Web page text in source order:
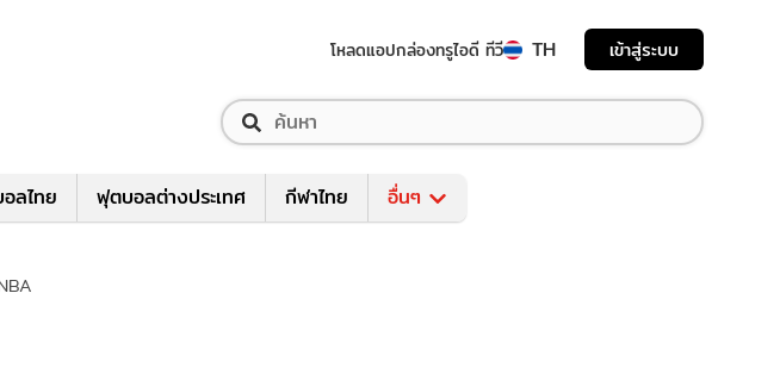
โหลดแอปกล่องทรูไอดี ทีวี TH เข้าสู่ระบบ
ลไทย ฟุตบอลต่างประเทศ กีฬาไทย อื่นๆ